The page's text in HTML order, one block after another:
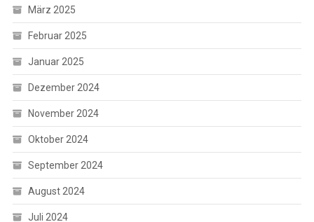
März 2025
Februar 2025
Januar 2025
Dezember 2024
November 2024
Oktober 2024
September 2024
August 2024
Juli 2024